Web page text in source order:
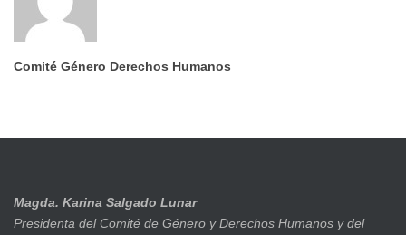
Comité Género Derechos Humanos
Magda. Karina Salgado Lunar
Presidenta del Comité de Género y Derechos Humanos y del